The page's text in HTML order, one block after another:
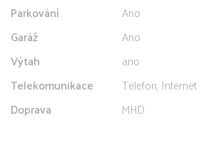
Parkování
Ano
Garáž
Ano
Výtah
ano
Telekomunikace
Telefon, Internet
Doprava
MHD